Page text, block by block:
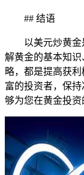
## 结语
以美元炒黄
解黄金的基本知
略，都是提高获
富的投资者，保
够为您在黄金投资